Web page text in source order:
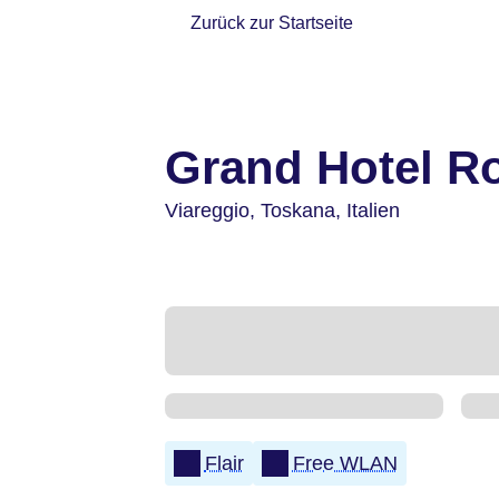
Zurück zur Startseite
Grand Hotel
Viareggio, Toskana, Italien
Flair Free WLAN